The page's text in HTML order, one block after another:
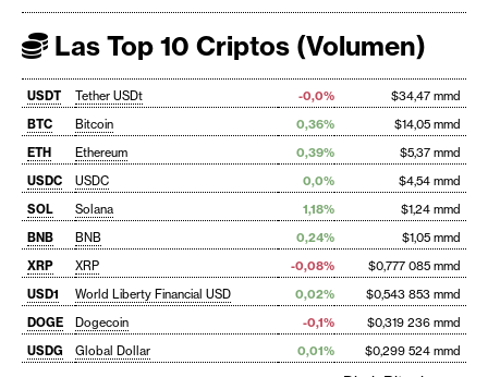
Las Top 10 Criptos (Volumen)
USDT Tether USDt -0,0%
$34,47 mmd
BTC
Bitcoin 0,36%
$14,05 mmd
ETH
Ethereum 0,39%
$5,37 mmd
USDC
USDC 0,0%
$4,54 mmd
SOL
Solana 1,18%
$1,24 mmd
BNB
BNB 0,24%
$1,05 mmd
XRP
XRP -0,08%
$0,777 085 mmd
USD1
World Liberty Financial USD 0,02%
$0,543 853 mmd
DOGE
Dogecoin -0,1%
$0,319 236 mmd
USDG
Global Dollar 0,01% $0,299 524 mmd